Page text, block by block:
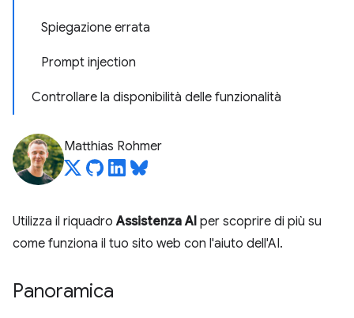
Spiegazione errata
Prompt injection
Controllare la disponibilità delle funzionalità
Matthias Rohmer
Utilizza il riquadroAssistenza AI per scoprire di più su
come funziona il tuo sito web con l'aiuto dell'AI.
Panoramica